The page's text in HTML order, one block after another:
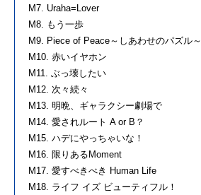
M7. Uraha=Lover
M8. もう一歩
M9. Piece of Peace～しあわせのパズル～
M10. 赤いイヤホン
M11. ぶっ壊したい
M12. 次々続々
M13. 明晩、ギャラクシー劇場で
M14. 愛されルート A or B？
M15. ハデにやっちゃいな！
M16. 限りあるMoment
M17. 愛すべきべき Human Life
M18. ライフ イズ ビューティフル！